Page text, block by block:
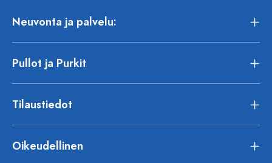
Neuvonta ja palvelu:
Pullot ja Purkit
Tilaustiedot
Oikeudellinen